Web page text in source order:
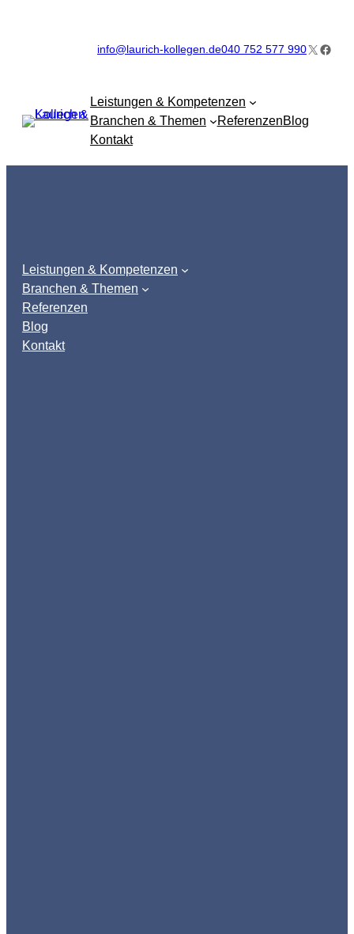
info@laurich-kollegen.de040 752 577 990X
Leistungen & Kompetenzen
Branchen & Themen
ReferenzenBlog
Kontakt
Leistungen & Kompetenzen
Branchen & Themen
Referenzen
Blog
Kontakt